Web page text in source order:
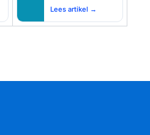
Lees artikel →